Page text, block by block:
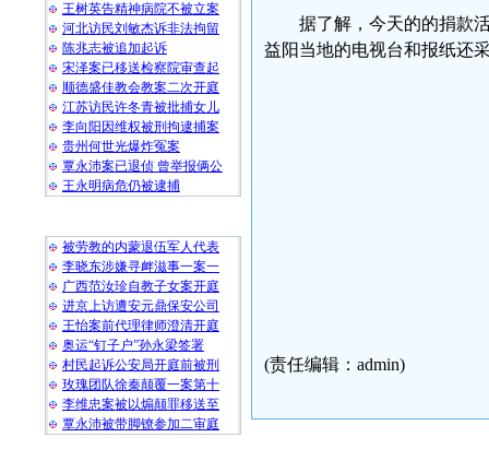
王树英告精神病院不被立案
河北访民刘敏杰诉非法拘留
陈兆志被追加起诉
宋泽案已移送检察院审查起
顺德盛佳教会教案二次开庭
江苏访民许冬青被批捕女儿
李向阳因维权被刑拘逮捕案
贵州何世光爆炸冤案
覃永沛案已退侦 曾举报俩公
王永明病危仍被逮捕
被劳教的内蒙退伍军人代表
李晓东涉嫌寻衅滋事一案一
广西范汝珍自教子女案开庭
进京上访遭安元鼎保安公司
王怡案前代理律师澄清开庭
奥运“钉子户”孙永梁签署
村民起诉公安局开庭前被刑
玫瑰团队徐秦颠覆一案第十
李维忠案被以煽颠罪移送至
覃永沛被带脚镣参加二审庭
据了解，今天的的捐款
益阳当地的电视台和报纸还
(责任编辑：admin)